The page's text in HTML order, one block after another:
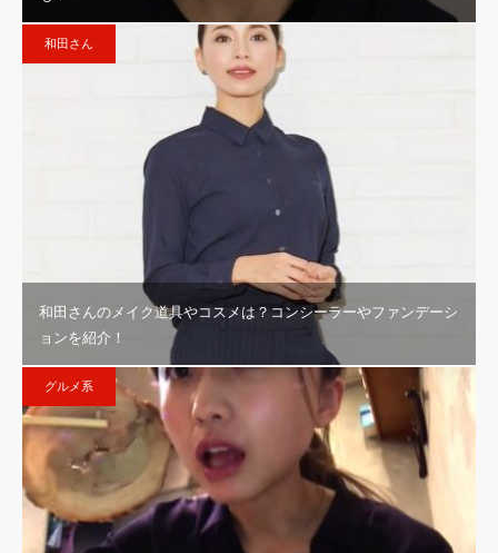
和田さん
和田さんのメイク道具やコスメは？コンシーラーやファンデーシ
ョンを紹介！
グルメ系